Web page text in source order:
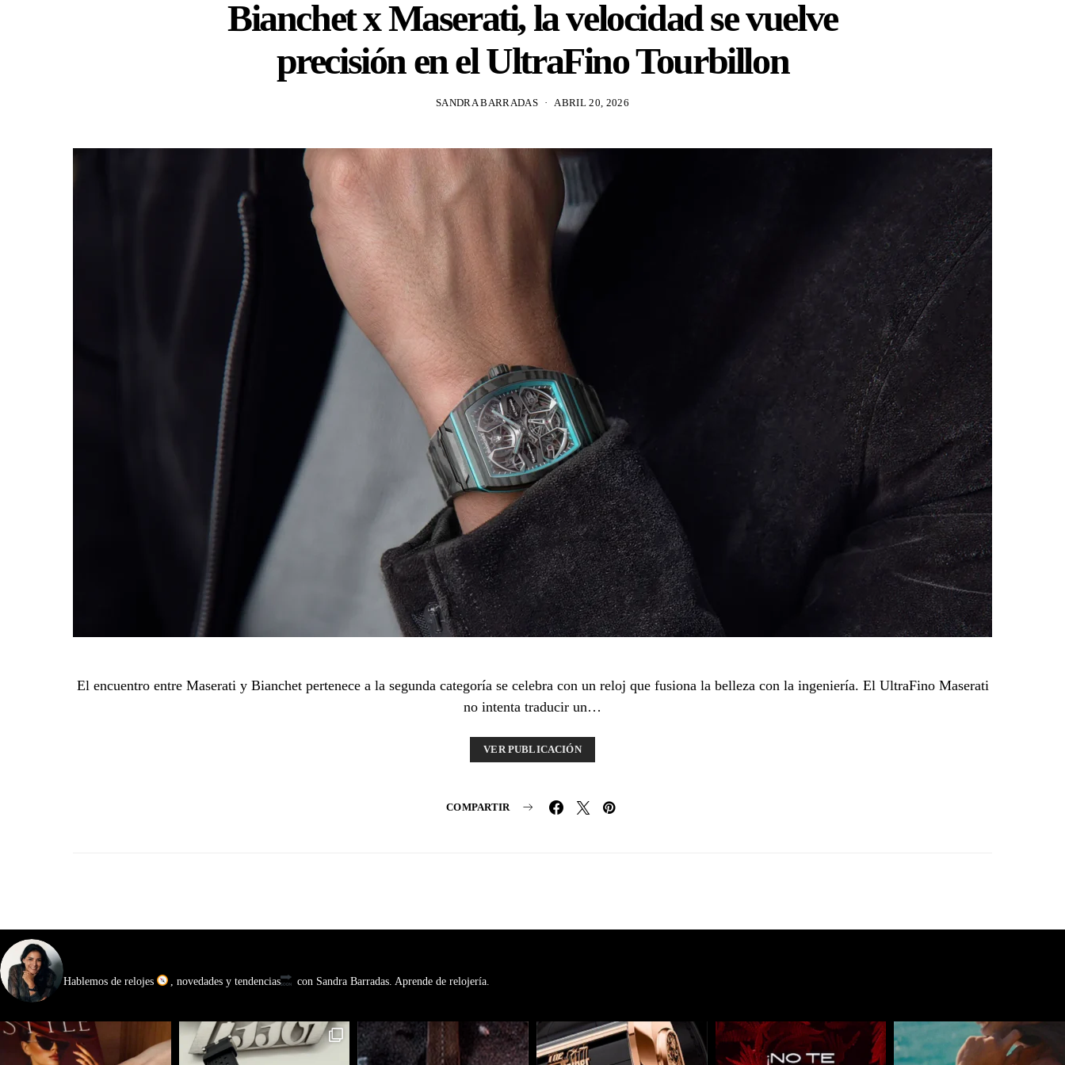
Bianchet x Maserati, la velocidad se vuelve
precisión en el UltraFino Tourbillon
SANDRA BARRADAS ABRIL 20, 2026
El encuentro entre Maserati y Bianchet pertenece a la segunda categoría se celebra con un reloj que fusiona la belleza con la ingeniería. El UltraFino Maserati
no intenta traducir un…
VER PUBLICACIÓN
COMPARTIR
Hablemos de relojes , novedades y tendencias con Sandra Barradas. Aprende de relojería.